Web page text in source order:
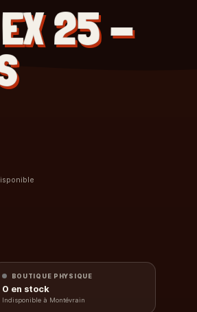
EX 25 -
BOUTIQUE PHYSIQUE
0 en stock
Indisponible à Montévrain